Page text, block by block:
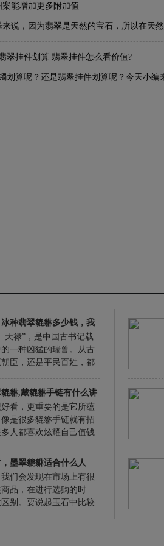
能增加更多附加值
说，因为翡翠是天然的宝石，所以在天
是会出现一些特别富有含义和意义的一
往往能形成一些别有意义的图案和形状，
翠挂件划算 翡翠挂件怎么看价值?
划算呢？还是翡翠挂件划算呢？今天小编
种翡翠貔貅多少钱，我
天禄”，是中国古书记载
一种凶猛的瑞兽。从古
臣，还是平民百姓，都
貅,戴貔貅手链有什么讲
看，更重要的是它所蕴
是很多貔貅手链就有招
人都喜欢炫耀自己值钱
种方式，所以我们今天
貅手链有什么讲究，尤其
过却想尝试的朋友来
浅。
墨翠貔貅适合什么人
们会发现在市场上有很
品，在进行选购的时
别。要说起玉石中比较